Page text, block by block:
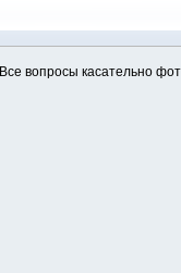
Все вопросы касательно